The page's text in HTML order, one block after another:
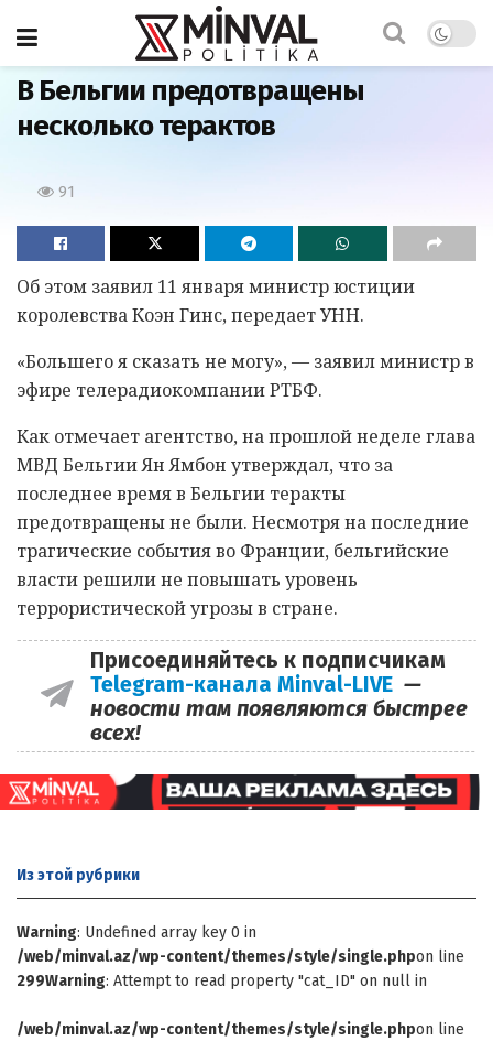
Главная
В Бельгии предотвращены
несколько терактов
91
Об этом заявил 11 января министр юстиции
королевства Коэн Гинс, передает УНН.
«Большего я сказать не могу», — заявил министр в
эфире телерадиокомпании РТБФ.
Как отмечает агентство, на прошлой неделе глава
МВД Бельгии Ян Ямбон утверждал, что за
последнее время в Бельгии теракты
предотвращены не были. Несмотря на последние
трагические события во Франции, бельгийские
власти решили не повышать уровень
террористической угрозы в стране.
Присоединяйтесь к подписчикам
Telegram-канала Minval-LIVE —
новости там появляются быстрее
всех!
Из этой рубрики
Warning: Undefined array key 0 in
/web/minval.az/wp-content/themes/style/single.phpon line
299Warning: Attempt to read property "cat_ID" on null in
/web/minval.az/wp-content/themes/style/single.phpon line